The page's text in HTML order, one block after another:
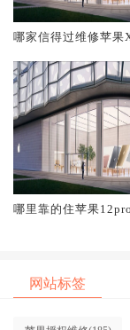
哪家信得过维修苹果
哪里靠的住苹果
网站标签